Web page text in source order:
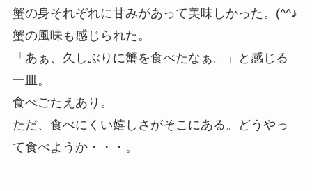
蟹の身それぞれに甘みがあって美味しかった。(^^♪
蟹の風味も感じられた。
「あぁ、久しぶりに蟹を食べたなぁ。」と感じる
一皿。
食べごたえあり。
ただ、食べにくい嬉しさがそこにある。どうやっ
て食べようか・・・。